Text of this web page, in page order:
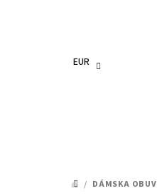
EUR
DOMOV
/ DÁMSKA OBUV